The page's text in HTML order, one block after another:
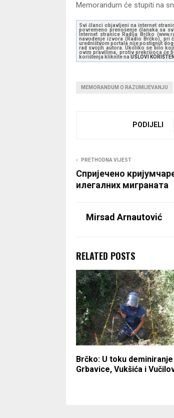
Memorandum će stupiti na
Svi članci objavljeni na internet
povremeno prenošenje članaka sa
Internet stranice Radija Brčko
navođenje izvora (Radio Brčko), pri
uredništvom portala nije postignut
rad svojih autora. Ukoliko se bilo
ovim pravilima, protiv prekršioca će
korištenja kliknite na USLOVI
MEMORANDUM O RAZUMIJEVANJU
PODIJELI
PRETHODNA VIJEST
Спријечено
илегалних миграната
Mirsad Arnautović
RELATED POSTS
Brčko: U toku deminiranje
Grbavice, Vukšića i